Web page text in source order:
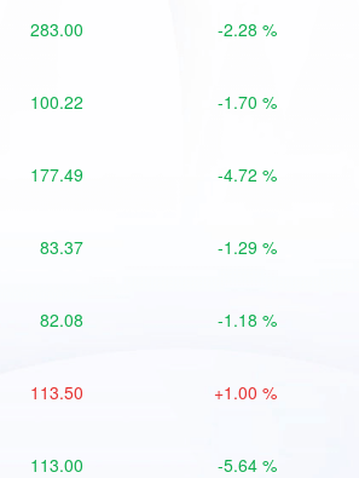
283.00 -2.28 %
100.22 -1.70 %
177.49 -4.72 %
83.37 -1.29 %
82.08 -1.18 %
113.50 +1.00 %
113.00 -5.64 %